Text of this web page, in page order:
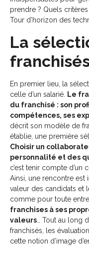
prendre ? Quels
Tour d’horizon des
La
En premier lieu, la
celle d’un salarié.
Le
du franchisé : son
compétences, ses
décrit son modèle de
établie, une première
Choisir un
personnalité et des
c’est tenir compte d’un
Ainsi, une rencontre
valeur des candidats et
comme pour toute
franchises à ses
valeurs … Tout au long
franchisés, les
cette notion d’image